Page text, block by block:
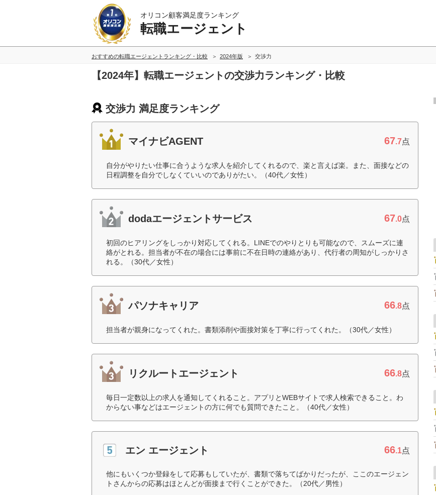
オリコン顧客満足度ランキング
転職エージェント
おすすめの転職エージェントランキング・比較 2024年版 交渉力
【2024年】転職エージェントの交渉力ランキング・比較
交渉力 満足度ランキング
マイナビAGENT 67.7点
自分がやりたい仕事に合うような求人を紹介してくれるので、楽と言えば楽。また、面接などの
日程調整を自分でしなくていいのでありがたい。（40代／女性）
dodaエージェントサービス 67.0点
初回のヒアリングをしっかり対応してくれる。LINEでのやりとりも可能なので、スムーズに連
絡がとれる。担当者が不在の場合には事前に不在日時の連絡があり、代行者の周知がしっかりさ
れる。（30代／女性）
パソナキャリア 66.8点
担当者が親身になってくれた。書類添削や面接対策を丁寧に行ってくれた。（30代／女性）
リクルートエージェント 66.8点
毎日一定数以上の求人を通知してくれること。アプリとWEBサイトで求人検索できること。わ
からない事などはエージェントの方に何でも質問できたこと。（40代／女性）
エン エージェント 66.1点
他にもいくつか登録をして応募もしていたが、書類で落ちてばかりだったが、ここのエージェン
トさんからの応募はほとんどが面接まで行くことができた。（20代／男性）